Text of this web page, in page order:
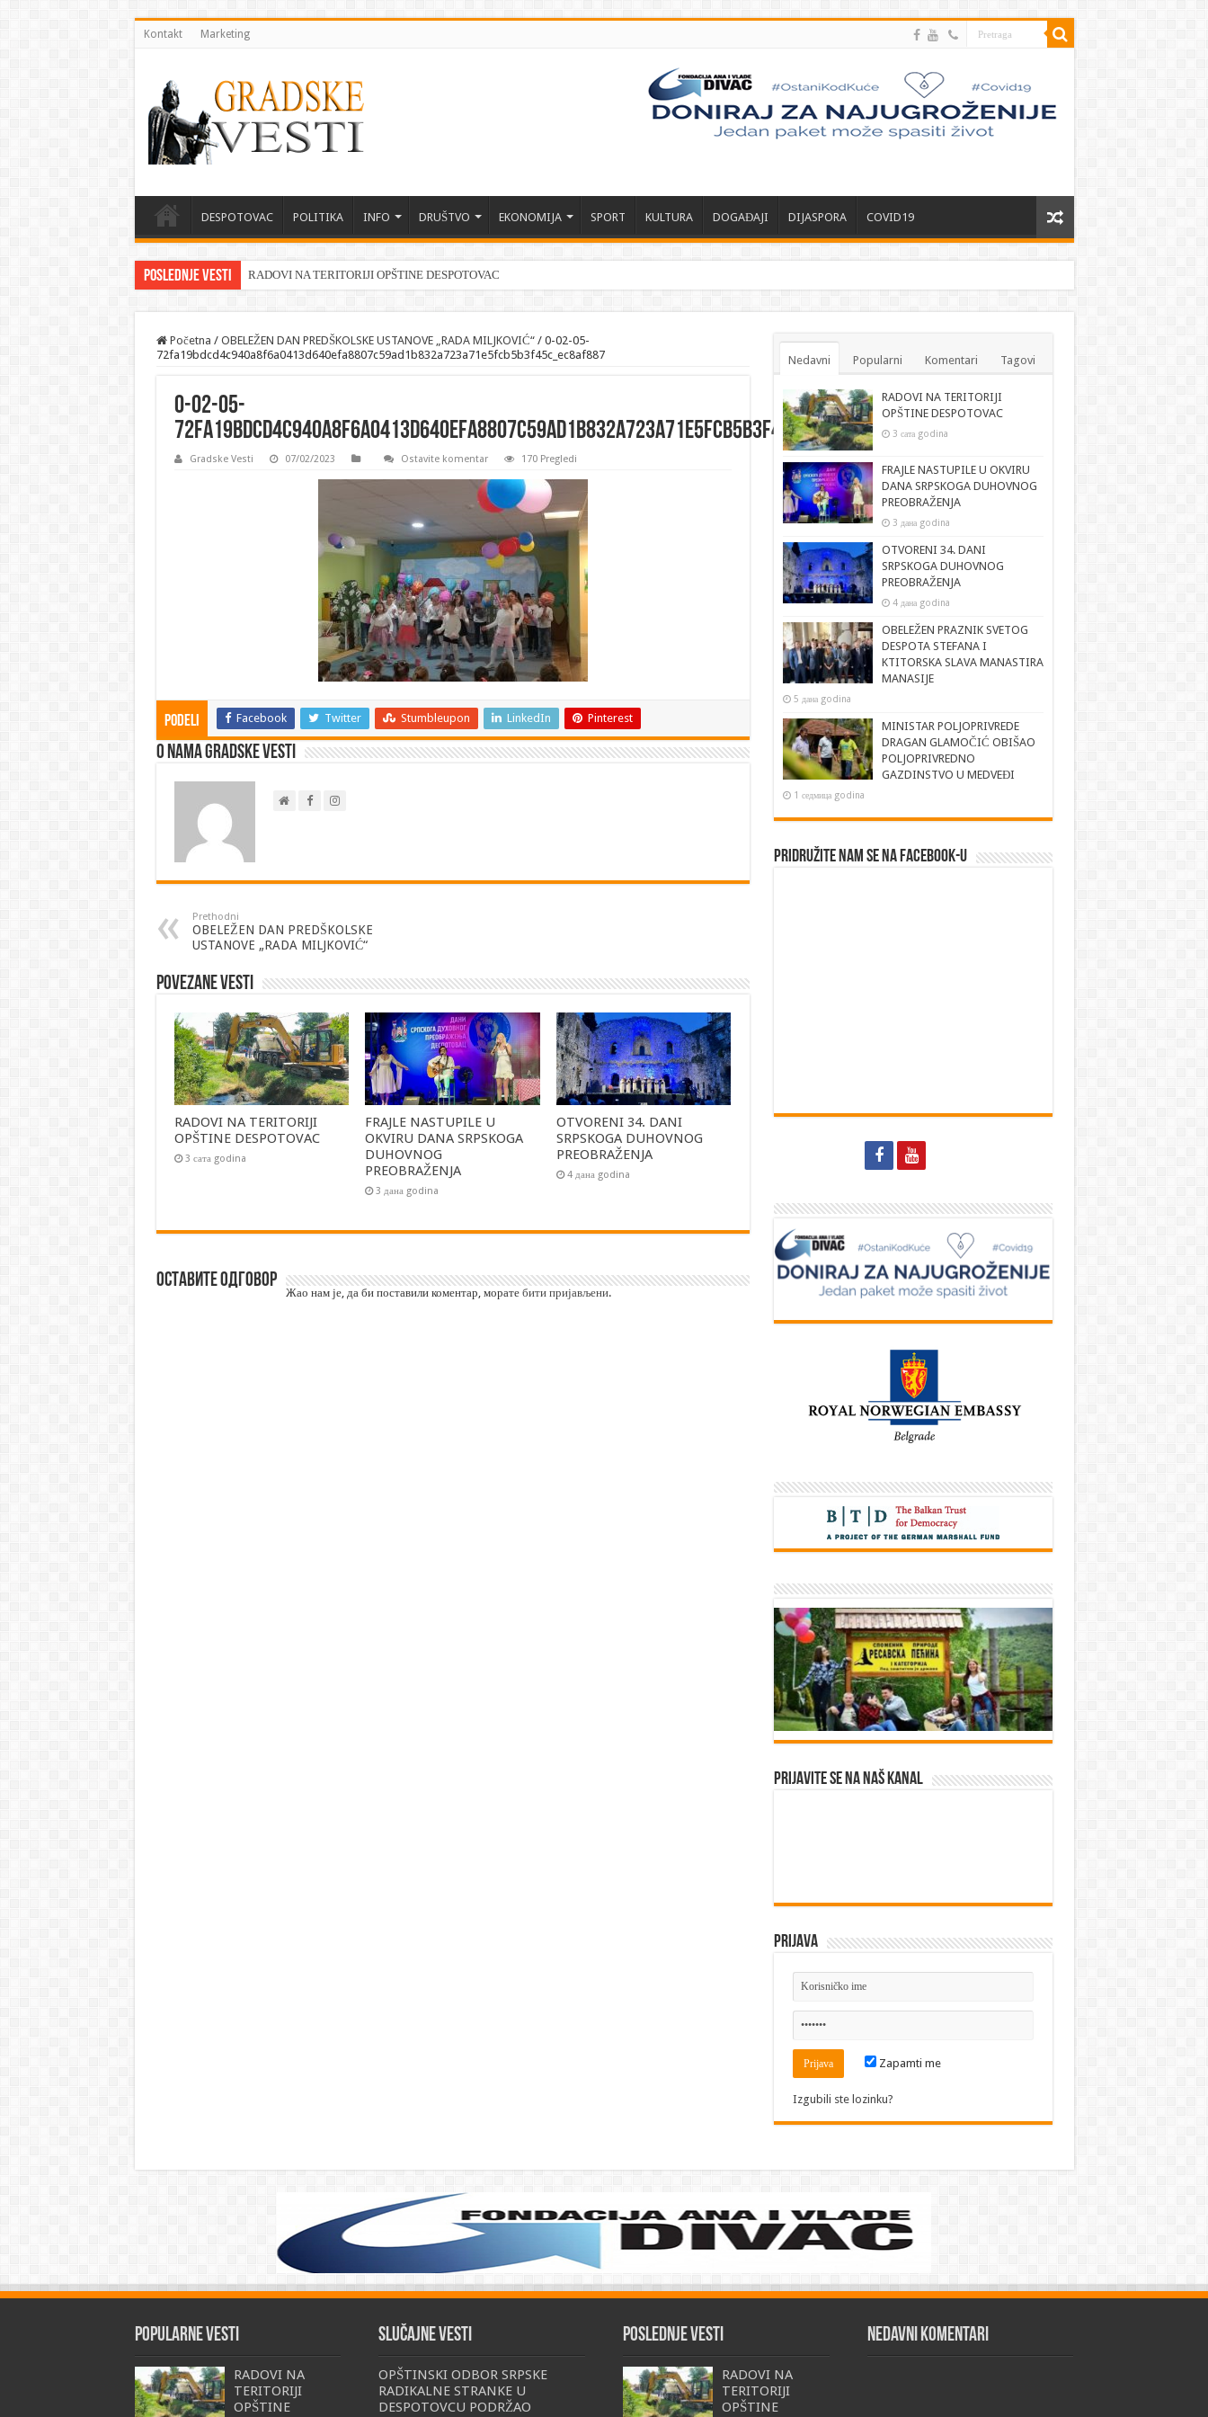
Kontakt Marketing
DESPOTOVAC POLITIKA INFO DRUŠTVO EKONOMIJA SPORT KULTURA DOGAĐAJI DIJASPORA COVID19
Poslednje vesti RADOVI NA TERITORIJI OPŠTINE DESPOTOVAC
Početna / OBELEŽEN DAN PREDŠKOLSKE USTANOVE „RADA MILJKOVIĆ“ / 0-02-05-
72fa19bdcd4c940a8f6a0413d640efa8807c59ad1b832a723a71e5fcb5b3f45c_ec8af887
0-02-05-
72fa19bdcd4c940a8f6a0413d640efa8807c59ad1b832a723a71e5fcb5b3f45c_ec8af887
Gradske Vesti 07/02/2023 Ostavite komentar 170 Pregledi
Podeli Facebook Twitter Stumbleupon LinkedIn Pinterest
O nama Gradske Vesti
Prethodni
OBELEŽEN DAN PREDŠKOLSKE
USTANOVE „RADA MILJKOVIĆ“
Povezane vesti
RADOVI NA TERITORIJI
OPŠTINE DESPOTOVAC
3 сата godina
FRAJLE NASTUPILE U
OKVIRU DANA SRPSKOGA
DUHOVNOG
PREOBRAŽENJA
3 дана godina
OTVORENI 34. DANI
SRPSKOGA DUHOVNOG
PREOBRAŽENJA
4 дана godina
Оставите одговор
Жао нам је, да би поставили коментар, морате бити пријављени.
Nedavni Popularni Komentari Tagovi
RADOVI NA TERITORIJI
OPŠTINE DESPOTOVAC
3 сата godina
FRAJLE NASTUPILE U OKVIRU
DANA SRPSKOGA DUHOVNOG
PREOBRAŽENJA
3 дана godina
OTVORENI 34. DANI
SRPSKOGA DUHOVNOG
PREOBRAŽENJA
4 дана godina
OBELEŽEN PRAZNIK SVETOG
DESPOTA STEFANA I
KTITORSKA SLAVA MANASTIRA
MANASIJE
5 дана godina
MINISTAR POLJOPRIVREDE
DRAGAN GLAMOČIĆ OBIŠAO
POLJOPRIVREDNO
GAZDINSTVO U MEDVEĐI
1 седмица godina
Pridružite nam se na Facebook-u
Prijavite se na naš kanal
Prijava
Zapamti me
Izgubili ste lozinku?
Popularne vesti
RADOVI NA
TERITORIJI
OPŠTINE
Slučajne vesti
OPŠTINSKI ODBOR SRPSKE
RADIKALNE STRANKE U
DESPOTOVCU PODRŽAO
Poslednje vesti
RADOVI NA
TERITORIJI
OPŠTINE
Nedavni komentari